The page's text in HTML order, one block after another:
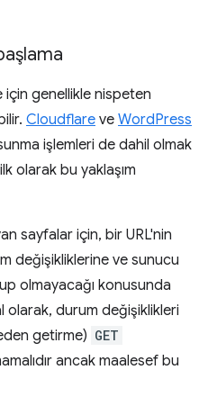
genellikle nispeten
Cloudflare ve WordPress
işlemleri de dahil olmak
olarak bu yaklaşım
sayfalar için, bir URL'nin
değişikliklerine ve sunucu
olmayacağı konusunda
olarak, durum değişiklikleri
getirme) GET
ancak maalesef bu